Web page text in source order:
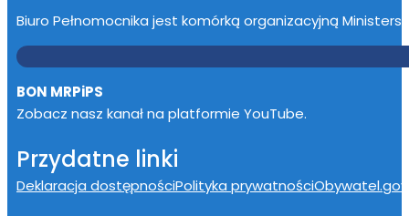
Biuro Pełnomocnika jest komórką organizacyjną
BON MRPiPS
Zobacz nasz kanał na platformie YouTube.
Przydatne linki
Deklaracja dostępnościPolityka prywatności